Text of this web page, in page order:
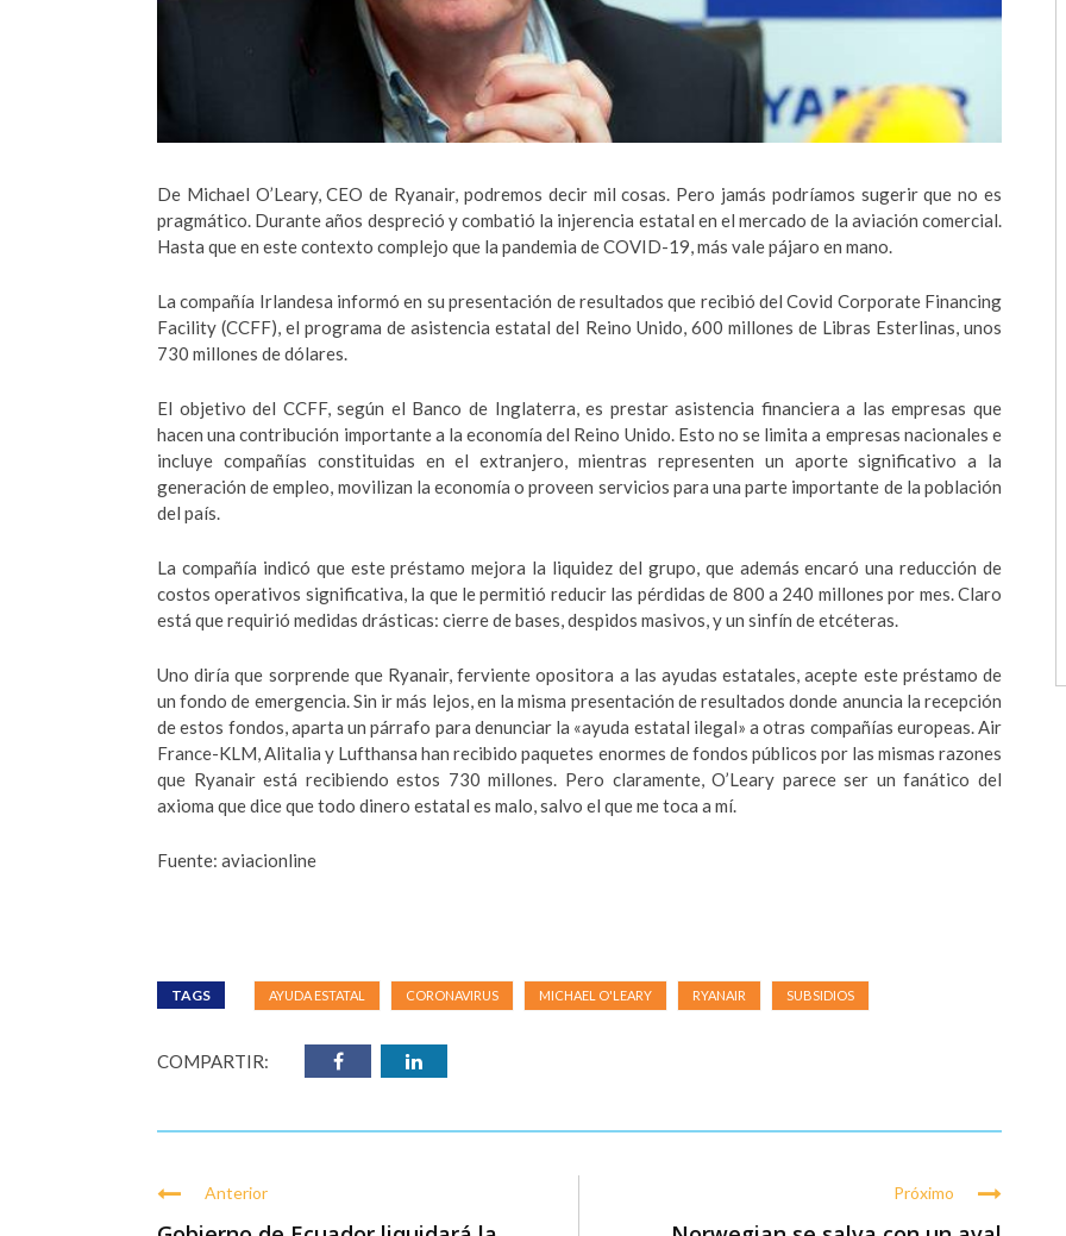
De Michael O’Leary, CEO de Ryanair, podremos decir mil cosas. Pero jamás podríamos sugerir que no es
pragmático. Durante años despreció y combatió la injerencia estatal en el mercado de la aviación comercial.
Hasta que en este contexto complejo que la pandemia de COVID-19, más vale pájaro en mano.
La compañía Irlandesa informó en su presentación de resultados que recibió del Covid Corporate Financing
Facility (CCFF), el programa de asistencia estatal del Reino Unido, 600 millones de Libras Esterlinas, unos
730 millones de dólares.
El objetivo del CCFF, según el Banco de Inglaterra, es prestar asistencia financiera a las empresas que
hacen una contribución importante a la economía del Reino Unido. Esto no se limita a empresas nacionales e
incluye compañías constituidas en el extranjero, mientras representen un aporte significativo a la
generación de empleo, movilizan la economía o proveen servicios para una parte importante de la población
del país.
La compañía indicó que este préstamo mejora la liquidez del grupo, que además encaró una reducción de
costos operativos significativa, la que le permitió reducir las pérdidas de 800 a 240 millones por mes. Claro
está que requirió medidas drásticas: cierre de bases, despidos masivos, y un sinfín de etcéteras.
Uno diría que sorprende que Ryanair, ferviente opositora a las ayudas estatales, acepte este préstamo de
un fondo de emergencia. Sin ir más lejos, en la misma presentación de resultados donde anuncia la recepción
de estos fondos, aparta un párrafo para denunciar la «ayuda estatal ilegal» a otras compañías europeas. Air
France-KLM, Alitalia y Lufthansa han recibido paquetes enormes de fondos públicos por las mismas razones
que Ryanair está recibiendo estos 730 millones. Pero claramente, O’Leary parece ser un fanático del
axioma que dice que todo dinero estatal es malo, salvo el que me toca a mí.
Fuente: aviacionline
TAGS AYUDA ESTATAL CORONAVIRUS MICHAEL O'LEARY RYANAIR SUBSIDIOS
COMPARTIR:
Anterior Próximo